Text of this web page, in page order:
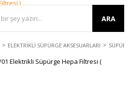
ARA
ELEKTRİKLİ SÜPÜRGE AKSESUARLARI